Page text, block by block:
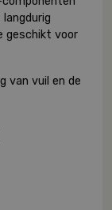
geschikt voor
van vuil en de